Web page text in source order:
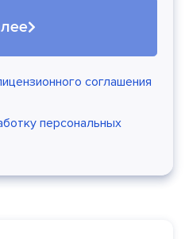
соглашения
персональных